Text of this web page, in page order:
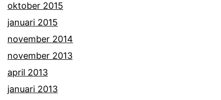
oktober 2015
januari 2015
november 2014
november 2013
april 2013
januari 2013